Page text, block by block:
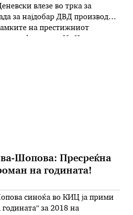
влезе во трка за
за најдобар ДВД производ
на престижниот
Шопова: Пресреќна
на годината!
синоќа во КИЦ ја прими
за 2018 на